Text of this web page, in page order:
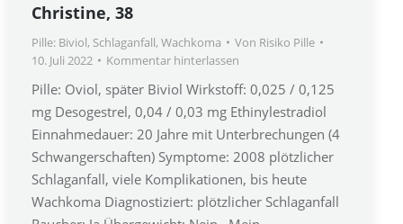
Christine, 38
Pille: Biviol, Schlaganfall, Wachkoma Von Risiko Pille
10. Juli 2022
Kommentar hinterlassen
Pille: Oviol, später Biviol Wirkstoff: 0,025 / 0,125
mg Desogestrel, 0,04 / 0,03 mg Ethinylestradiol
Einnahmedauer: 20 Jahre mit Unterbrechungen (4
Schwangerschaften) Symptome: 2008 plötzlicher
Schlaganfall, viele Komplikationen, bis heute
Wachkoma Diagnostiziert: plötzlicher Schlaganfall